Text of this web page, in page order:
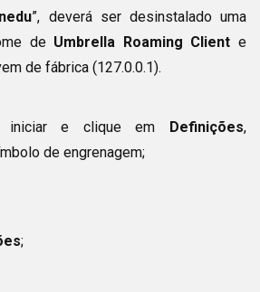
”, deverá ser desinstalado uma
de Umbrella Roaming Client e
de fábrica (127.0.0.1).
iniciar e clique em Definições,
de engrenagem;
;